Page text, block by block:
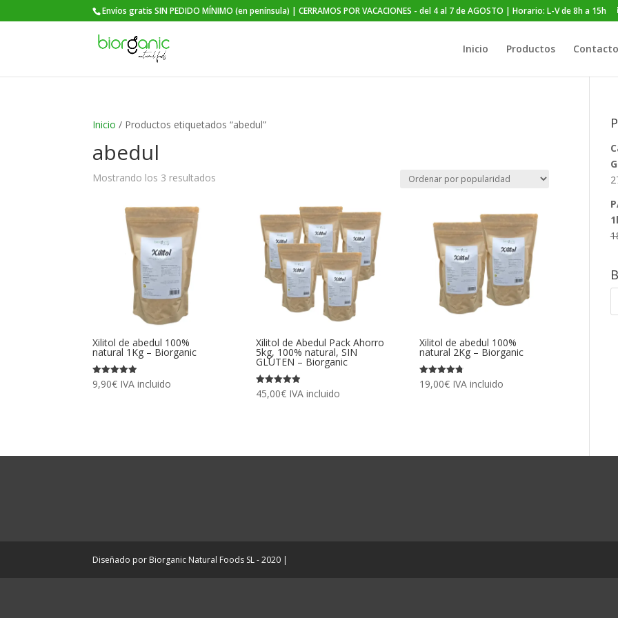
Envíos gratis SIN PEDIDO MÍNIMO (en península) | CERRAMOS POR VACACIONES - del 4 al 7 de AGOSTO | Horario: L-V de 8h a 15h
Inicio Productos Contacto
Búsqueda
productos
Inicio / Productos etiquetados “abedul”
abedul
Mostrando los 3 resultados
Xilitol de abedul 100%
natural 1Kg – Biorganic
Valorado
con
9,90€ IVA incluido
Xilitol de Abedul Pack Ahorro
5kg, 100% natural, SIN
GLUTEN – Biorganic
Valorado
con
45,00€ IVA incluido
Xilitol de abedul 100%
natural 2Kg – Biorganic
Valorado
con
19,00€ IVA incluido
Diseñado por Biorganic Natural Foods SL - 2020 |